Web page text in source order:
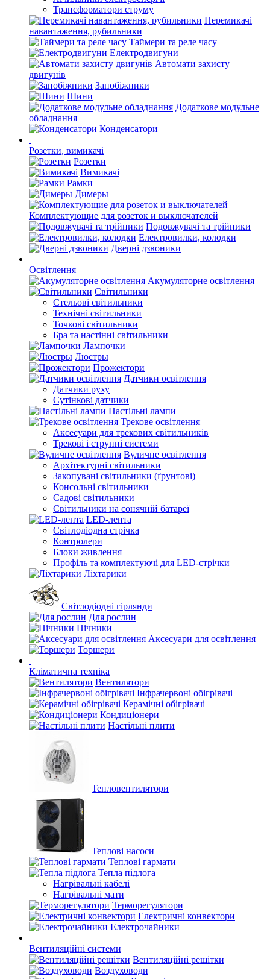
Трансформатори струму
Перемикачі
навантаження, рубильники
Таймери та реле часу
Електродвигуни
Автомати захисту
двигунів
Запобіжники
Шини
Додаткове модульне
обладнання
Конденсатори
Розетки, вимикачі
Розетки
Вимикачі
Рамки
Димеры
Комплектующие для розеток и выключателей
Подовжувачі та трійники
Електровилки, колодки
Дверні дзвоники
Освітлення
Акумуляторне освітлення
Світильники
Стельові світильники
Технічні світильники
Точкові світильники
Бра та настінні світильники
Лампочки
Люстры
Прожектори
Датчики освітлення
Датчики руху
Сутінкові датчики
Настільні лампи
Трекове освітлення
Аксесуари для трекових світильників
Трекові і струнні системи
Вуличне освітлення
Архітектурні світильники
Закопувані світильники (ґрунтові)
Консольні світильники
Садові світильники
Світильники на сонячній батареї
LED-лента
Світлодіодна стрічка
Контролери
Блоки живлення
Профіль та комплектуючі для LED-стрічки
Ліхтарики
Світлодіодні гірлянди
Для рослин
Нічники
Аксесуари для освітлення
Торшери
Кліматична техніка
Вентилятори
Інфрачервоні обігрівачі
Керамічні обігрівачі
Кондиціонери
Настільні плити
Тепловентилятори
Теплові насоси
Теплові гармати
Тепла підлога
Нагрівальні кабелі
Нагрівальні мати
Терморегулятори
Електричні конвектори
Електрочайники
Вентиляційні системи
Вентиляційні решітки
Воздуховоди